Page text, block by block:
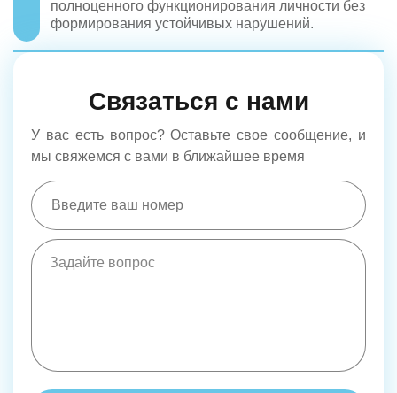
полноценного функционирования личности без
формирования устойчивых нарушений.
Связаться с нами
У вас есть вопрос? Оставьте свое сообщение, и
мы свяжемся с вами в ближайшее время